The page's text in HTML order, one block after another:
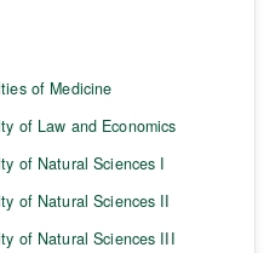
of Medicine
of Law and Economics
of Natural Sciences I
of Natural Sciences II
of Natural Sciences III